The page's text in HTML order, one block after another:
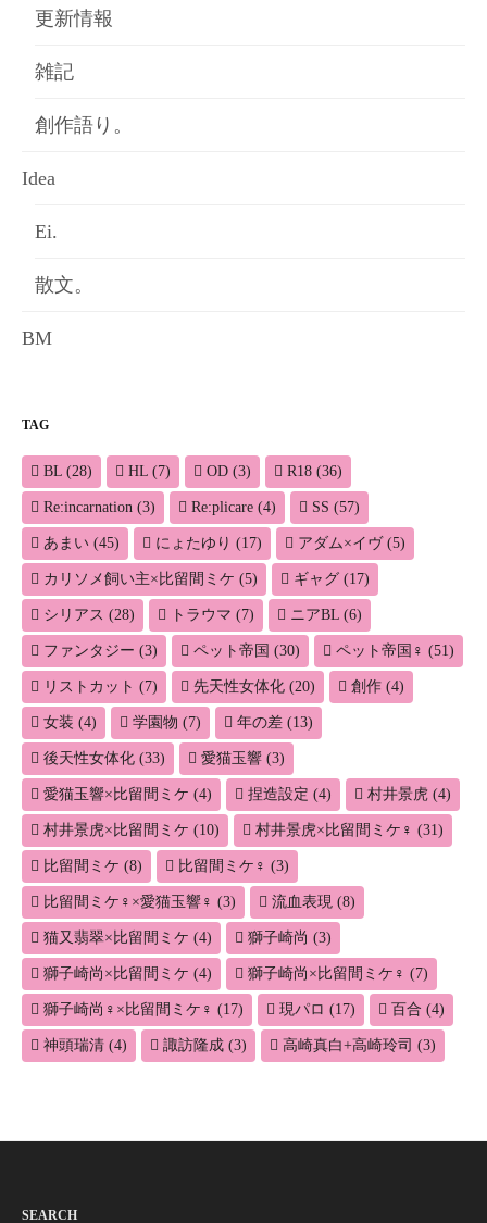
更新情報
雑記
創作語り。
Idea
Ei.
散文。
BM
TAG
BL (28) HL (7) OD (3) R18 (36)
Re:incarnation (3) Re:plicare (4) SS (57)
あまい (45) にょたゆり (17) アダム×イヴ(5)
カリソメ飼い主×比留間ミケ (5) ギャグ (17)
シリアス (28) トラウマ (7) ニアBL (6)
ファンタジー (3) ペット帝国 (30) ペット帝国♀ (51)
リストカット (7) 先天性女体化 (20) 創作 (4)
女装 (4) 学園物 (7) 年の差 (13)
後天性女体化 (33) 愛猫玉響 (3)
愛猫玉響×比留間ミケ (4) 捏造設定 (4) 村井景虎 (4)
村井景虎×比留間ミケ (10) 村井景虎×比留間ミケ♀ (31)
比留間ミケ (8) 比留間ミケ♀ (3)
比留間ミケ♀×愛猫玉響♀ (3) 流血表現 (8)
猫又翡翠×比留間ミケ (4) 獅子崎尚 (3)
獅子崎尚×比留間ミケ (4) 獅子崎尚×比留間ミケ♀ (7)
獅子崎尚♀×比留間ミケ♀ (17) 現パロ (17) 百合 (4)
神頭瑞清 (4) 諏訪隆成 (3) 高崎真白+高崎玲司 (3)
SEARCH